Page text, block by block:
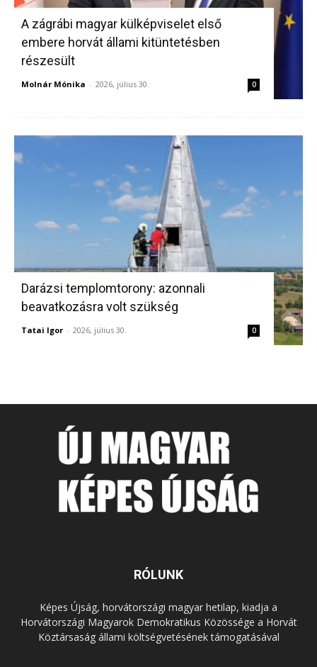
A zágrábi magyar külképviselet első
embere horvát állami kitüntetésben
részesült
Molnár Mónika - 2026, július 30. 0
Darázsi templomtorony: azonnali
beavatkozásra volt szükség
Tatai Igor - 2026, július 30. 0
RÓLUNK
Képes Újság, horvátországi magyar hetilap, kiadja a
Horvátországi Magyarok Demokratikus Közössége a Horvát
Köztársaság állami költségvetésének támogatásával